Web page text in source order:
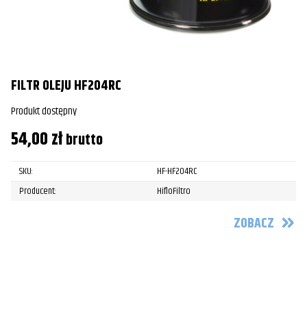
FILTR OLEJU HF204RC
Produkt dostępny
54,00złbrutto
SKU:
HF-HF204RC
Producent:
HifloFiltro
ZOBACZ